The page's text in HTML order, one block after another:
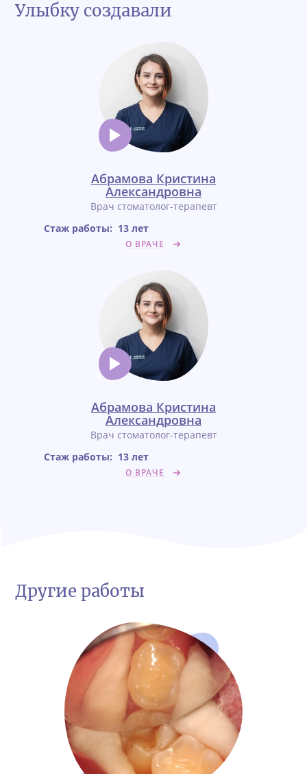
Улыбку создавали
Абрамова Кристина
Александровна
Врач стоматолог-терапевт
Стаж работы: 13 лет
О ВРАЧЕ
Абрамова Кристина
Александровна
Врач стоматолог-терапевт
Стаж работы: 13 лет
О ВРАЧЕ
Другие работы